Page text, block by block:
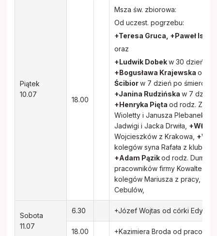
Piątek
10.07
18.00
Msza św. zbiorowa:
Od uczest. pogrzebu:
+Teresa Gruca, +Paweł
oraz
+Ludwik Dobekw 30 dzień po
+Bogusława Krajewska od
Ścibiorw 7 dzień po śmierci
+Janina Rudzińska w 7 dzień
+Henryka Pięta od rodz.
Wioletty i Janusza Plebanek,
Jadwigi i Jacka Drwiła,
Wojcieszków z Krakowa,
kolegów syna Rafała z klubu
+Adam Pązikod rodz.
pracowników firmy Kowaltech,
kolegów Mariusza z pracy,
Cebulów,
Sobota
11.07
6.30 +Józef Wojtas od córki Edyty z
18.00 +Kazimiera Broda od